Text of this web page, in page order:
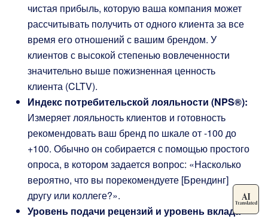
чистая прибыль, которую ваша компания может
рассчитывать получить от одного клиента за все
время его отношений с вашим брендом. У
клиентов с высокой степенью вовлеченности
значительно выше пожизненная ценность
клиента (CLTV).
Индекс потребительской лояльности (NPS®):
Измеряет лояльность клиентов и готовность
рекомендовать ваш бренд по шкале от -100 до
+100. Обычно он собирается с помощью простого
опроса, в котором задается вопрос: «Насколько
вероятно, что вы порекомендуете [Брендинг]
другу или коллеге?».
Уровень подачи рецензий и уровень вклада